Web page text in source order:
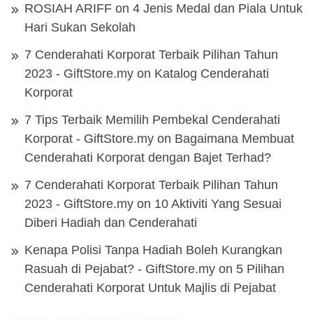
ROSIAH ARIFF on 4 Jenis Medal dan Piala Untuk
Hari Sukan Sekolah
7 Cenderahati Korporat Terbaik Pilihan Tahun
2023 - GiftStore.my on Katalog Cenderahati
Korporat
7 Tips Terbaik Memilih Pembekal Cenderahati
Korporat - GiftStore.my on Bagaimana Membuat
Cenderahati Korporat dengan Bajet Terhad?
7 Cenderahati Korporat Terbaik Pilihan Tahun
2023 - GiftStore.my on 10 Aktiviti Yang Sesuai
Diberi Hadiah dan Cenderahati
Kenapa Polisi Tanpa Hadiah Boleh Kurangkan
Rasuah di Pejabat? - GiftStore.my on 5 Pilihan
Cenderahati Korporat Untuk Majlis di Pejabat